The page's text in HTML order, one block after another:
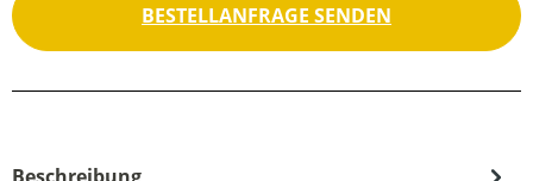
BESTELLANFRAGE SENDEN